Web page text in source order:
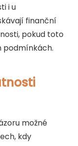
i u
finanční
pokud toto
podmínkách.
možné
kdy